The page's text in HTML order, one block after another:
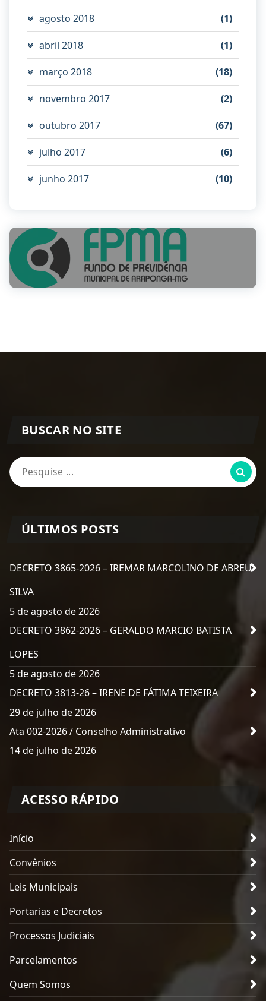
agosto 2018 (1)
abril 2018 (1)
março 2018 (18)
novembro 2017 (2)
outubro 2017 (67)
julho 2017 (6)
junho 2017 (10)
BUSCAR NO SITE
Pesquisa
por:
ÚLTIMOS POSTS
DECRETO 3865-2026 – IREMAR MARCOLINO DE ABREU
SILVA
5 de agosto de 2026
DECRETO 3862-2026 – GERALDO MARCIO BATISTA
LOPES
5 de agosto de 2026
DECRETO 3813-26 – IRENE DE FÁTIMA TEIXEIRA
29 de julho de 2026
Ata 002-2026 / Conselho Administrativo
14 de julho de 2026
ACESSO RÁPIDO
Início
Convênios
Leis Municipais
Portarias e Decretos
Processos Judiciais
Parcelamentos
Quem Somos